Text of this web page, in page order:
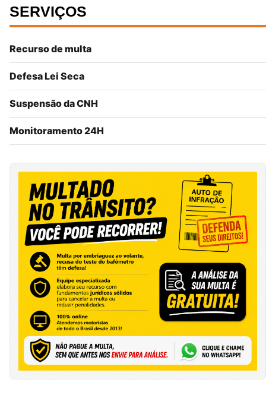
SERVIÇOS
Recurso de multa
Defesa Lei Seca
Suspensão da CNH
Monitoramento 24H